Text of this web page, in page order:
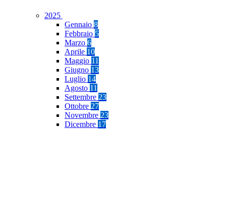
2025
Gennaio 8
Febbraio 5
Marzo 6
Aprile 10
Maggio 11
Giugno 13
Luglio 14
Agosto 11
Settembre 23
Ottobre 27
Novembre 23
Dicembre 17